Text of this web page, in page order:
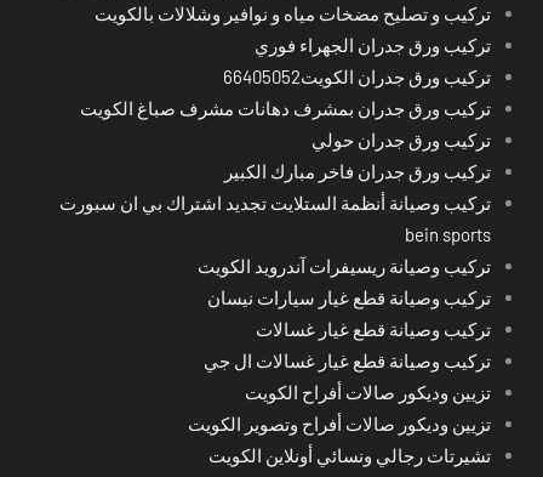
تركيب و تصليح مضخات مياه و نوافير وشلالات بالكويت
تركيب ورق جدران الجهراء فوري
تركيب ورق جدران الكويت66405052
تركيب ورق جدران بمشرف دهانات مشرف صباغ الكويت
تركيب ورق جدران حولي
تركيب ورق جدران فاخر مبارك الكبير
تركيب وصيانة أنظمة الستلايت تجديد اشتراك بي ان سبورت
bein sports
تركيب وصيانة ريسيفرات آندرويد الكويت
تركيب وصيانة قطع غيار سيارات نيسان
تركيب وصيانة قطع غيار غسالات
تركيب وصيانة قطع غيار غسالات ال جي
تزيين وديكور صالات أفراح الكويت
تزيين وديكور صالات أفراح وتصوير الكويت
تشيرتات رجالي ونسائي أونلاين الكويت